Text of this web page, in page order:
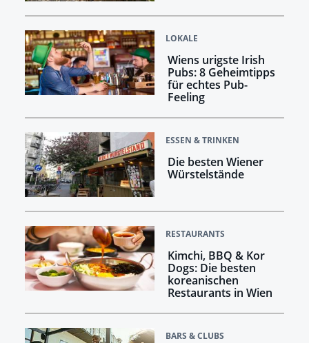
LOKALE
Wiens urigste Irish
Pubs: 8 Geheimtipps
für echtes Pub-
Feeling
ESSEN & TRINKEN
Die besten Wiener
Würstelstände
RESTAURANTS
Kimchi, BBQ & Kor
Dogs: Die besten
koreanischen
Restaurants in Wien
BARS & CLUBS